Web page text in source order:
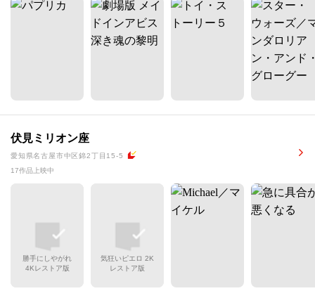
伏見ミリオン座
愛知県名古屋市中区錦2丁目15-5
17作品上映中
勝手にしやがれ
4Kレストア版
気狂いピエロ 2K
レストア版